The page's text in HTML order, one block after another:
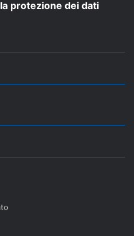
protezione dei dati